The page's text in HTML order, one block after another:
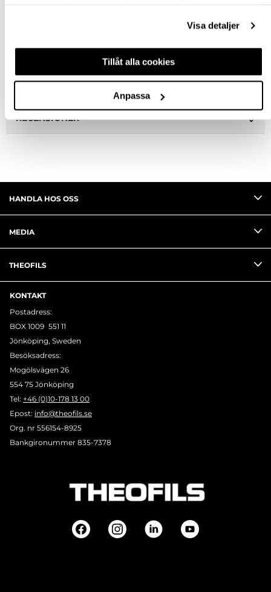
Visa detaljer
Tillåt alla cookies
Anpassa
RECENSIONER
HANDLA HOS OSS
MEDIA
THEOFILS
KONTAKT
Postadress:
BOX 1009 551 11
Jönköping, Sweden
Besöksadress:
Mogölsvägen 26
554 75 Jönköping
Tel: +46 (0)10-178 13 00
Epost: info@theofils.se
Org. nr 556154-8925
Bankgironummer 835-7378